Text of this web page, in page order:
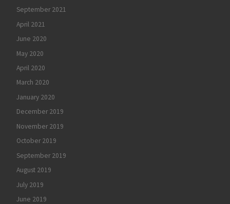
September 2021
April 2021
June 2020
May 2020
April 2020
March 2020
January 2020
December 2019
November 2019
October 2019
September 2019
August 2019
July 2019
June 2019